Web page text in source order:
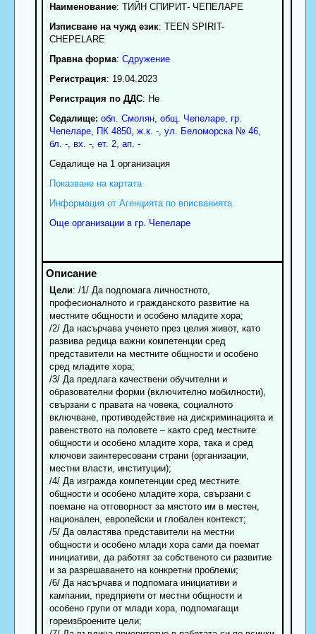
Наименование: ТИЙН СПИРИТ- ЧЕПЕЛАРЕ
Изписване на чужд език: TEEN SPIRIT-
CHEPELARE
Правна форма: Сдружение
Регистрация: 19.04.2023
Регистрация по ДДС: Нe
Седалище: обл. Смолян, общ. Чепеларе, гр.
Чепеларе, ПК 4850, ж.к. -, ул. Беломорска № 46,
бл. -, вх. -, ет. 2, ап. -
Седалище на 1 организация
Показване на картата
Информация от Агенцията по вписванията
Още организации в гр. Чепеларе
Цели: /1/ Да подпомага личностното,
професионалното и гражданското развитие на
местните общности и особено младите хора;
/2/ Да насърчава ученето през целия живот, като
развива редица важни компетенции сред
представители на местните общности и особено
сред младите хора;
/3/ Да предлага качествени обучителни и
образователни форми (включително мобилности),
свързани с правата на човека, социалното
включване, противодействие на дискриминацията и
равенството на половете – както сред местните
общности и особено младите хора, така и сред
ключови заинтересовани страни (организации,
местни власти, институции);
/4/ Да изгражда компетенции сред местните
общности и особено младите хора, свързани с
поемане на отговорност за мястото им в местен,
национален, европейски и глобален контекст;
/5/ Да овластява представители на местни
общности и особено млади хора сами да поемат
инициативи, да работят за собственото си развитие
и за разрешаването на конкретни проблеми;
/6/ Да насърчава и подпомага инициативи и
кампании, предприети от местни общности и
особено групи от млади хора, подпомагащи
гореизброените цели;